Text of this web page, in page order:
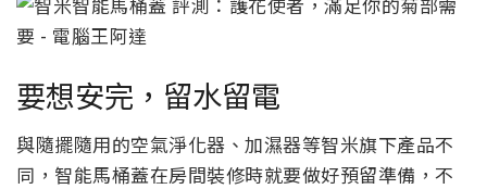
要想安完，留水留電
與隨擺隨用的空氣淨化器、加濕器等智米旗下產品不
同，智能馬桶蓋在房間裝修時就要做好預留準備，不